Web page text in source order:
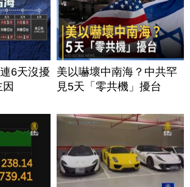
6天沒擾
美以嚇壞中南海？中共罕
見5天「零共機」擾台